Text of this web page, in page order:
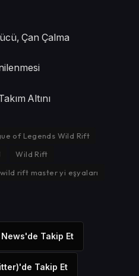
Çan Çalma
Altını
of Legends Wild Rift
Wild Rift
wild rift master yi eşyaları
Takip Et
Takip Et